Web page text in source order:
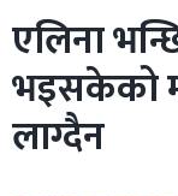
एलिना
भइसकेको
लाग्दैन